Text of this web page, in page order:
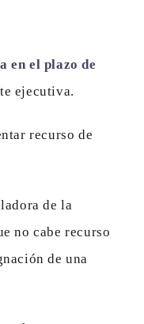
en el plazo de
ejecutiva.
recurso de
de la
no cabe recurso
de una